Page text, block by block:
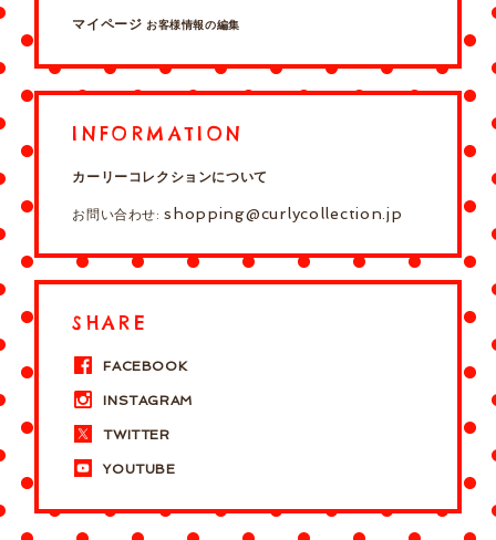
マイページ お客様情報の編集
INFORMATION
カーリーコレクションについて
お問い合わせ:shopping@curlycollection.jp
SHARE
FACEBOOK
INSTAGRAM
TWITTER
YOUTUBE